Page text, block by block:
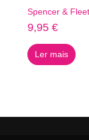
Spencer &
9,95 €
Ler mais